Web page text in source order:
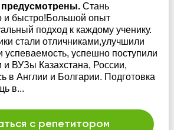
предусмотрены. Стань
и быстро!Большой опыт
подход к каждому ученику.
стали отличниками,улучшили
успеваемость, успешно поступили
ВУЗы Казахстана, России,
в Англии и Болгарии. Подготовка
в...
с репетитором